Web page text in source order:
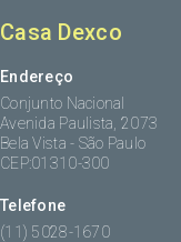
Casa Dexco
Endereço
Conjunto Nacional
Avenida Paulista, 2073
Bela Vista - São Paulo
CEP:01310-300
Telefone
(11) 5028-1670